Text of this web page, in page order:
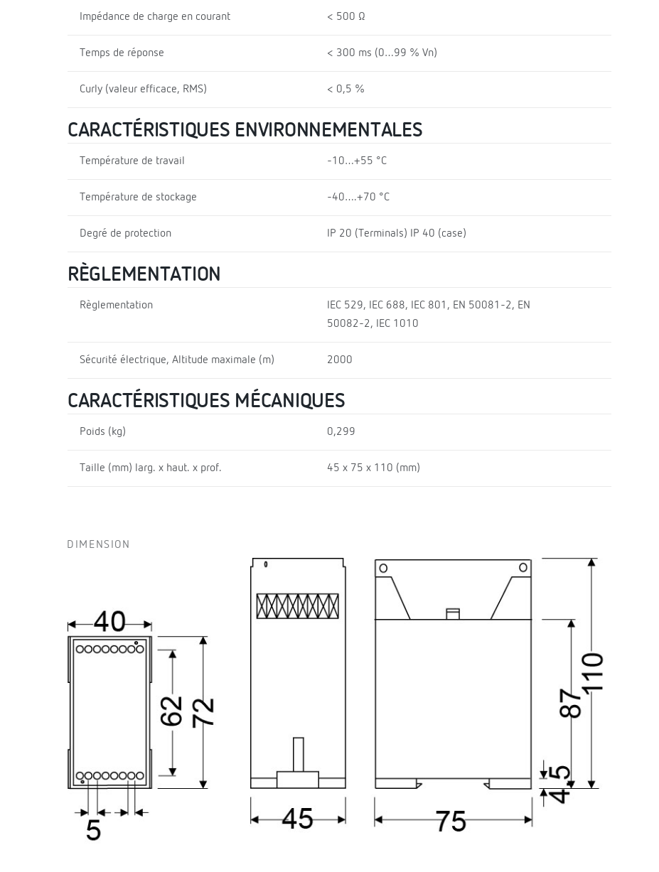
Impédance de charge en courant < 500 Ω
Temps de réponse < 300 ms (0…99 % Vn)
Curly (valeur efficace, RMS) < 0,5 %
CARACTÉRISTIQUES ENVIRONNEMENTALES
Température de travail -10…+55 °C
Température de stockage -40….+70 °C
Degré de protection IP 20 (Terminals) IP 40 (case)
RÈGLEMENTATION
Règlementation
IEC 529, IEC 688, IEC 801, EN 50081-2, EN
50082-2, IEC 1010
Sécurité électrique, Altitude maximale (m) 2000
CARACTÉRISTIQUES MÉCANIQUES
Poids (kg) 0,299
Taille (mm) larg. x haut. x prof. 45 x 75 x 110 (mm)
DIMENSION